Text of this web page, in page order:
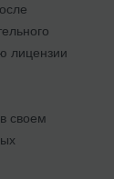
лицензии
своем